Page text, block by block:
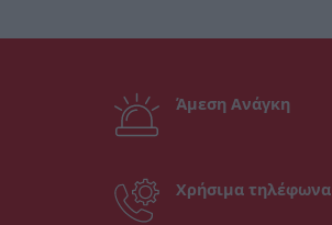
Άμεση Ανάγκη
Χρήσιμα τηλέφωνα